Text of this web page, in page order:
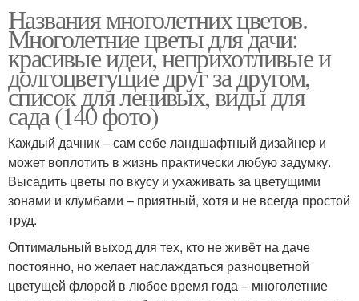
Названия многолетних цветов.
Многолетние цветы для дачи:
красивые идеи, неприхотливые и
долгоцветущие друг за другом,
список для ленивых, виды для
сада (140 фото)
Каждый дачник – сам себе ландшафтный дизайнер и
может воплотить в жизнь практически любую задумку.
Высадить цветы по вкусу и ухаживать за цветущими
зонами и клумбами – приятный, хотя и не всегда простой
труд.
Оптимальный выход для тех, кто не живёт на даче
постоянно, но желает наслаждаться разноцветной
цветущей флорой в любое время года – многолетние